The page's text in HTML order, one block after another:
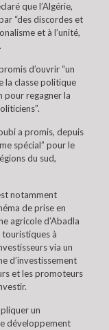
que l’Algérie,
“des discordes et
et à l’unité,
d’ouvrir “un
la classe politique
pour regagner la
a promis, depuis
spécial” pour le
du sud,
notamment
de prise en
agricole d’Abadla
à
via un
d’investissement
et les promoteurs
un
développement